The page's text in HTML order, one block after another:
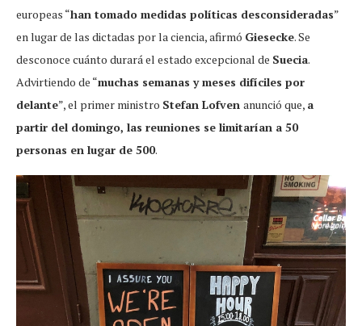
europeas “han tomado medidas políticas desconsideradas”
en lugar de las dictadas por la ciencia, afirmó Giesecke. Se
desconoce cuánto durará el estado excepcional de Suecia.
Advirtiendo de “muchas semanas y meses difíciles por
delante”, el primer ministro Stefan Lofven anunció que, a
partir del domingo, las reuniones se limitarían a 50
personas en lugar de 500.